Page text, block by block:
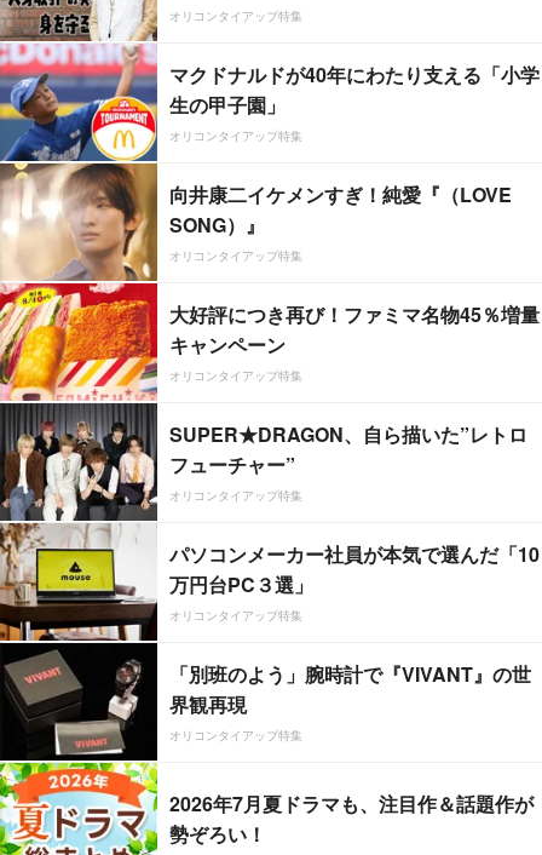
オリコンタイアップ特集
マクドナルドが40年にわたり支える「小学
生の甲子園」
オリコンタイアップ特集
向井康二イケメンすぎ！純愛『（LOVE
SONG）』
オリコンタイアップ特集
大好評につき再び！ファミマ名物45％増量
キャンペーン
オリコンタイアップ特集
SUPER★DRAGON、自ら描いた”レトロ
フューチャー”
オリコンタイアップ特集
パソコンメーカー社員が本気で選んだ「10
万円台PC３選」
オリコンタイアップ特集
「別班のよう」腕時計で『VIVANT』の世
界観再現
オリコンタイアップ特集
2026年7月夏ドラマも、注目作＆話題作が
勢ぞろい！